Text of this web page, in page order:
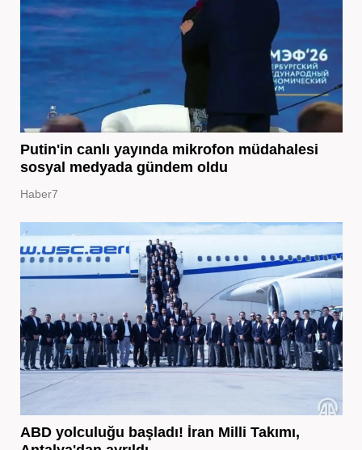
Putin'in canlı yayında mikrofon müdahalesi
sosyal medyada gündem oldu
Haber7
ABD yolculuğu başladı! İran Milli Takımı,